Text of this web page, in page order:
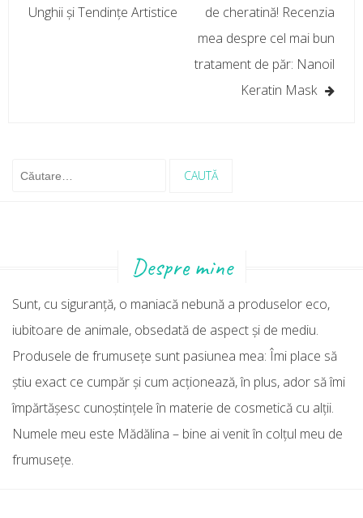
în
Unghii și Tendințe Artistice
de cheratină! Recenzia
mea despre cel mai bun
tratament de păr: Nanoil
Keratin Mask
Caută
Despre mine
Sunt, cu siguranţă, o maniacă nebună a produselor eco,
iubitoare de animale, obsedată de aspect şi de mediu.
Produsele de frumuseţe sunt pasiunea mea: Îmi place să
ştiu exact ce cumpăr şi cum acţionează, în plus, ador să îmi
împărtăşesc cunoştinţele în materie de cosmetică cu alţii.
Numele meu este Mădălina – bine ai venit în colţul meu de
frumuseţe.